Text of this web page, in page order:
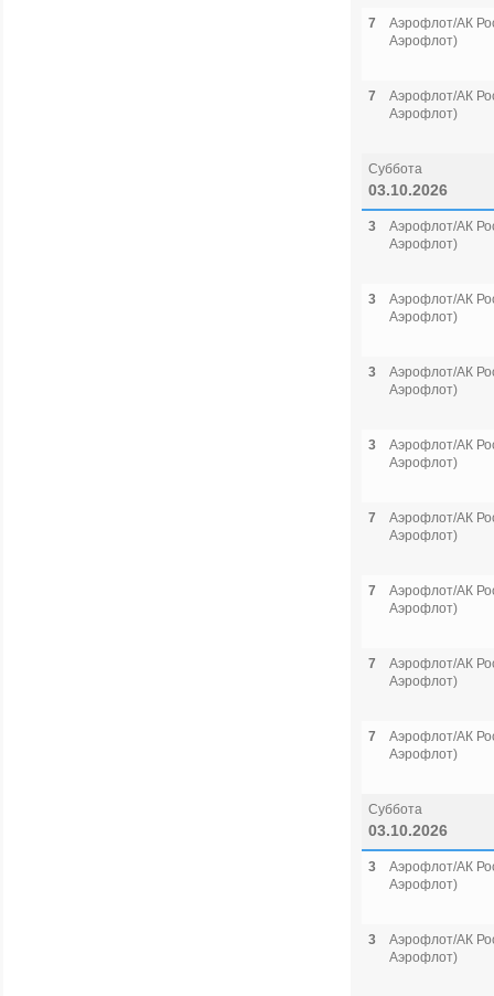
7
Аэрофлот/АК
Аэрофлот)
7
Аэрофлот/АК
Аэрофлот)
Суббота
03.10.2026
3
Аэрофлот/АК
Аэрофлот)
3
Аэрофлот/АК
Аэрофлот)
3
Аэрофлот/АК
Аэрофлот)
3
Аэрофлот/АК
Аэрофлот)
7
Аэрофлот/АК
Аэрофлот)
7
Аэрофлот/АК
Аэрофлот)
7
Аэрофлот/АК
Аэрофлот)
7
Аэрофлот/АК
Аэрофлот)
Суббота
03.10.2026
3
Аэрофлот/АК
Аэрофлот)
3
Аэрофлот/АК
Аэрофлот)